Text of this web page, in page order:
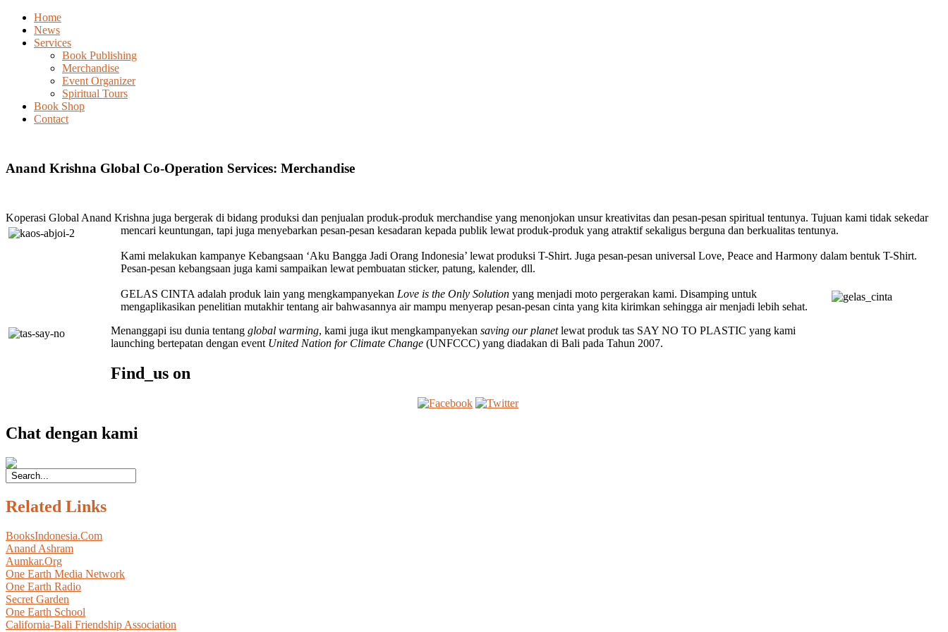
Home
News
Services
Book Publishing
Merchandise
Event Organizer
Spiritual Tours
Book Shop
Contact
Anand Krishna Global Co-Operation Services: Merchandise
Koperasi Global Anand Krishna juga bergerak di bidang produksi dan penjualan produk-produk merchandise yang menonjokan unsur kreativitas dan pesan-pesan spiritual tentunya. Tujuan kami tidak sekedar
mencari keuntungan, tapi juga menyebarkan pesan-pesan kesadaran kepada publik lewat produk-produk yang atraktif sekaligus berguna dan berkualitas tentunya.
Kami melakukan kampanye Kebangsaan ‘Aku Bangga Jadi Orang Indonesia’ lewat produksi T-Shirt. Juga pesan-pesan universal Love, Peace and Harmony dalam bentuk T-Shirt.
Pesan-pesan kebangsaan juga kami sampaikan lewat pembuatan sticker, patung, kalender, dll.
GELAS CINTA adalah produk lain yang mengkampanyekan Love is the Only Solution yang menjadi moto pergerakan kami. Disamping untuk
mengaplikasikan penelitian mutakhir tentang air bahwasannya air mampu menyerap pesan-pesan cinta yang kita kirimkan sehingga air menjadi lebih sehat.
Menanggapi isu dunia tentang global warming, kami juga ikut mengkampanyekan saving our planetlewat produk tas SAY NO TO PLASTIC yang kami
launching bertepatan dengan event United Nation for Climate Change (UNFCCC) yang diadakan di Bali pada Tahun 2007.
Find_us on
Chat dengan kami
Related Links
BooksIndonesia.Com
Anand Ashram
Aumkar.Org
One Earth Media Network
One Earth Radio
Secret Garden
One Earth School
California-Bali Friendship Association